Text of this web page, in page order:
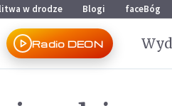
w drodze Blogi faceBóg
Radio DEON